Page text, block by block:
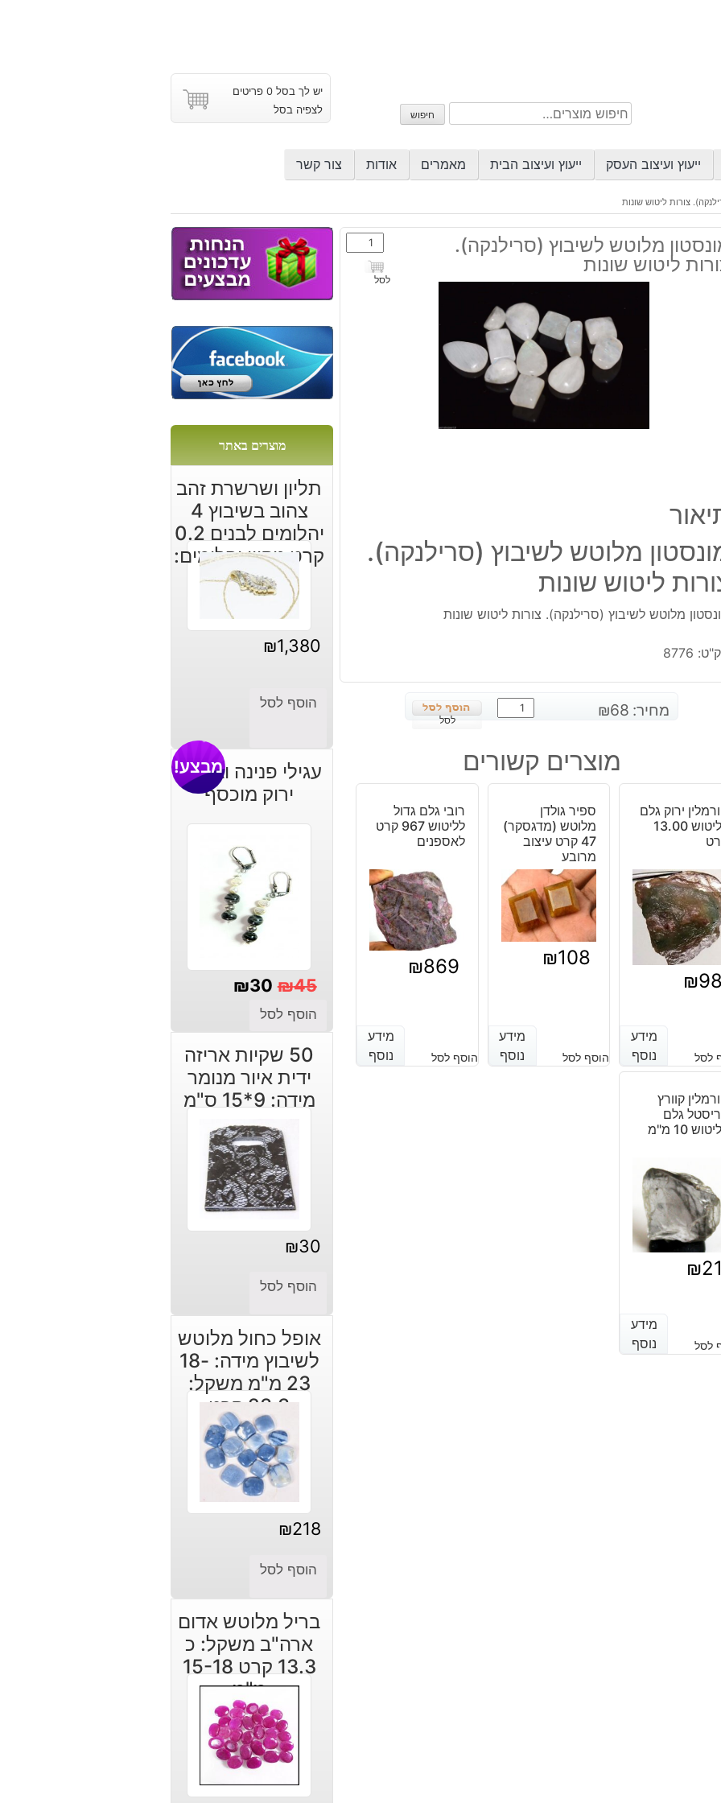
חיפוש
עבור:
חיפוש
יש לך בסל 0 פריטים
לצפיה בסל
ייעוץ ועיצוב העסק ייעוץ ועיצוב הבית מאמרים אודות צור קשר
צורות ליטוש שונות
מלוטש לשיבוץ (סרילנקה).
ליטוש שונות
כמות
של
מונסטון
(סרילנקה).
לסל
מלוטש לשיבוץ (סרילנקה).
ליטוש שונות
מלוטש לשיבוץ (סרילנקה). צורות ליטוש שונות
8776
מחיר: ₪68
כמות
של
מלוטש
לשיבוץ
צורות
ליטוש
לסל
מוצרים קשורים
ירוק גלם
לליטוש 13.00
₪98
מידע
נוסף
לסל
מידע
נוסף
ספיר גולדן
מלוטש (מדגסקר)
47 קרט עיצוב
מרובע
₪108
מידע
נוסף
הוסף לסל
מידע
נוסף
רובי גלם גדול
לליטוש 967 קרט
לאספנים
₪869
מידע
נוסף
הוסף לסל
מידע
נוסף
קוורץ
גלם
10 מ"מ
₪21
מידע
נוסף
לסל
מידע
נוסף
מוצרים באתר
תליון ושרשרת זהב
צהוב בשיבוץ 4
יהלומים לבנים 0.2
קרט ניקיון יהלומים:
I1
₪1,380
הוסף לסל
עגילי פנינה וג'ספר
ירוק מוכסף
מבצע!
₪45
המחיר
המקורי
היה:
₪45.
₪30
המחיר
הנוכחי
הוא:
₪30.
הוסף לסל
50 שקיות אריזה
ידית איור מנומר
מידה: 9*15 ס"מ
₪30
הוסף לסל
אופל כחול מלוטש
לשיבוץ מידה: 18-
23 מ"מ משקל:
23.3 קרט
₪218
הוסף לסל
בריל מלוטש אדום
ארה"ב משקל: כ
13.3 קרט 15-18
מ"מ